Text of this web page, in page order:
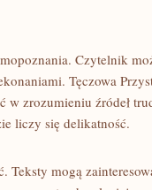
Czytelnik
Tęczowa
w zrozumieniu źródeł
liczy się delikatność.
Teksty mogą